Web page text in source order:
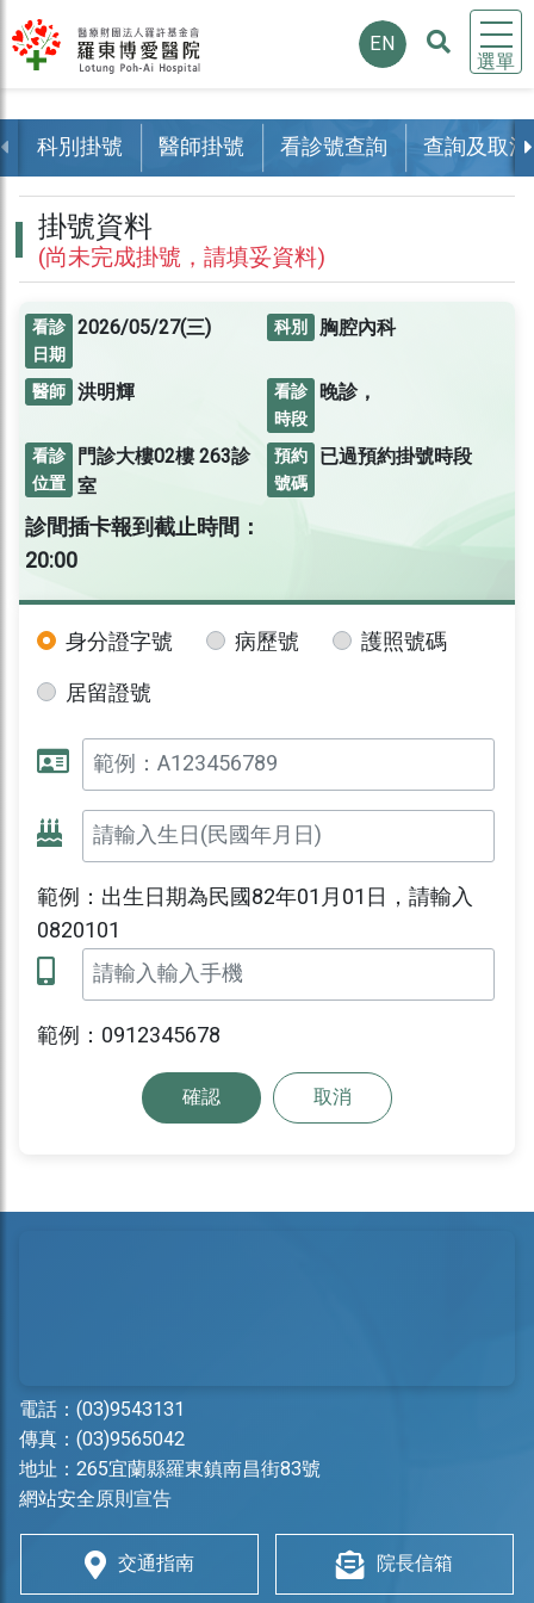
選單
EN
科別掛號 醫師掛號 看診號查詢 查詢及取消
掛號資料
(尚未完成掛號，請填妥資料)
看診
日期
2026/05/27(三) 科別 胸腔內科
醫師 洪明輝
看診
時段
晚診，
看診
位置
門診大樓02樓263診
室
預約
號碼
已過預約掛號時段
診間插卡報到截止時間：
20:00
身分證字號 病歷號
護照號碼
居留證號
範例：出生日期為民國82年01月01日，請輸入
0820101
範例：0912345678
確認 取消
電話： (03)9543131
傳真：(03)9565042
地址： 265宜蘭縣羅東鎮南昌街83號
網站安全原則宣告
交通指南 院長信箱